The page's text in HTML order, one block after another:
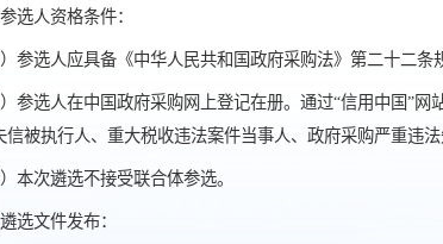
选人资格条件：
）参选人应具备《中华人民共和国政府采购法》第二十二条
）参选人在中国政府采购网上登记在册。通过“信用中国”
信被执行人、重大税收违法案件当事人、政府采购严重违法
）本次遴选不接受联合体参选。
选文件发布：